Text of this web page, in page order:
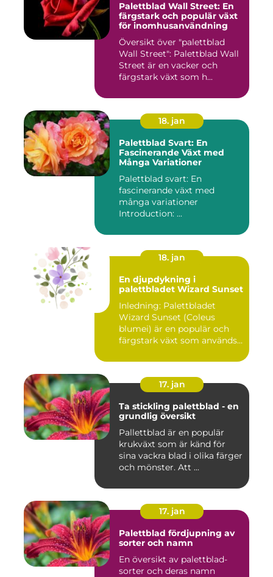
Palettblad Wall Street: En
färgstark och populär växt
för inomhusanvändning
Översikt över "palettblad
Wall Street": Palettblad Wall
Street är en vacker och
färgstark växt som h...
18. jan
Palettblad Svart: En
Fascinerande Växt med
Många Variationer
Palettblad svart: En
fascinerande växt med
många variationer
Introduction: ...
18. jan
En djupdykning i
palettbladet Wizard Sunset
Inledning: Palettbladet
Wizard Sunset (Coleus
blumei) är en populär och
färgstark växt som används
17. jan
Ta stickling palettblad - en
grundlig översikt
Pallettblad är en populär
krukväxt som är känd för
sina vackra blad i olika färger
och mönster. Att ...
17. jan
Palettblad fördjupning av
sorter och namn
En översikt av palettblad-
sorter och deras namn